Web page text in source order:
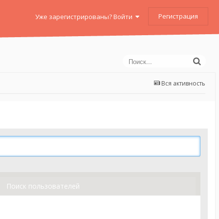
Уже зарегистрированы? Войти Регистрация
Вся активность
Поиск пользователей